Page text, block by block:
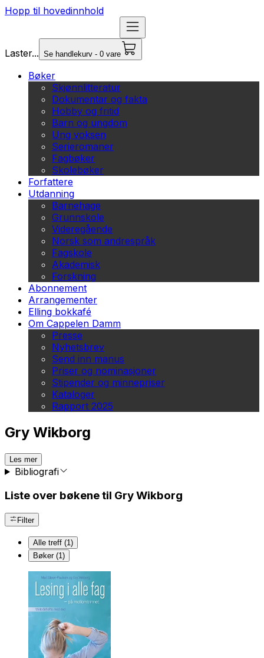
Hopp til hovedinnhold
Laster... Se handlekurv - 0 vare
Bøker
Skjønnlitteratur
Dokumentar og fakta
Hobby og fritid
Barn og ungdom
Ung voksen
Serieromaner
Fagbøker
Skolebøker
Forfattere
Utdanning
Barnehage
Grunnskole
Videregående
Norsk som andrespråk
Fagskole
Akademisk
Forskning
Abonnement
Arrangementer
Elling bokkafé
Om Cappelen Damm
Presse
Nyhetsbrev
Send inn manus
Priser og nominasjoner
Stipender og minnepriser
Kataloger
Rapport 2025
Gry Wikborg
Les mer
Bibliografi
Liste over bøkene til Gry Wikborg
Filter
Alle treff (1)
Bøker (1)